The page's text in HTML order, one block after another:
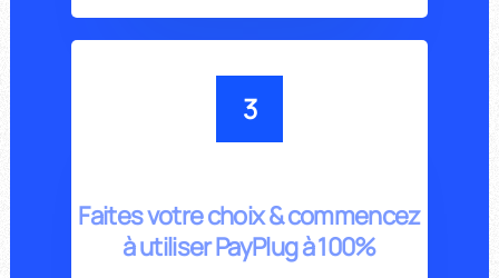
3
Faites votre choix & commencez
à utiliser PayPlug à 100%